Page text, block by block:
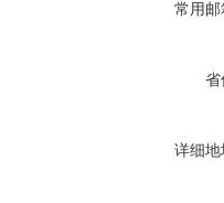
常用邮
省
详细地